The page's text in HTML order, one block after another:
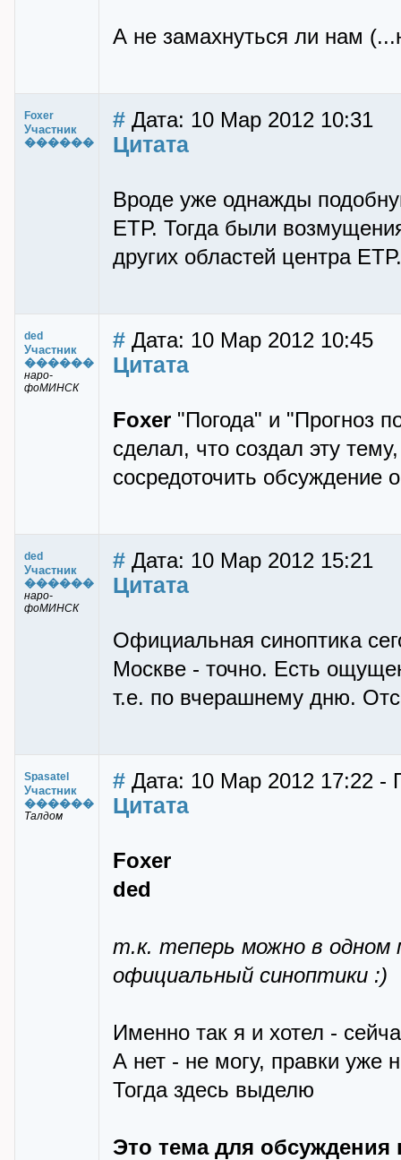
А не замахнуться ли нам
Foxer
Участник
������
# Дата: 10 Мар 2012 10:31
Цитата
Вроде уже однажды
ЕТР. Тогда были
других областей центра ЕТР.
ded
Участник
������
наро-
фоМИНСК
# Дата: 10 Мар 2012 10:45
Цитата
Foxer "Погода" и "Прогноз
сделал, что создал эту
сосредоточить обсуждение
ded
Участник
������
наро-
фоМИНСК
# Дата: 10 Мар 2012 15:21
Цитата
Официальная синоптика
Москве - точно. Есть
т.е. по вчерашнему дню.
Spasatel
Участник
������
Талдом
# Дата: 10 Мар 2012 17:22 -
Цитата
Foxer
ded
т.к. теперь можно в одном
официальный синоптики :)
Именно так я и хотел -
А нет - не могу, правки уже
Тогда здесь выделю
Это тема для